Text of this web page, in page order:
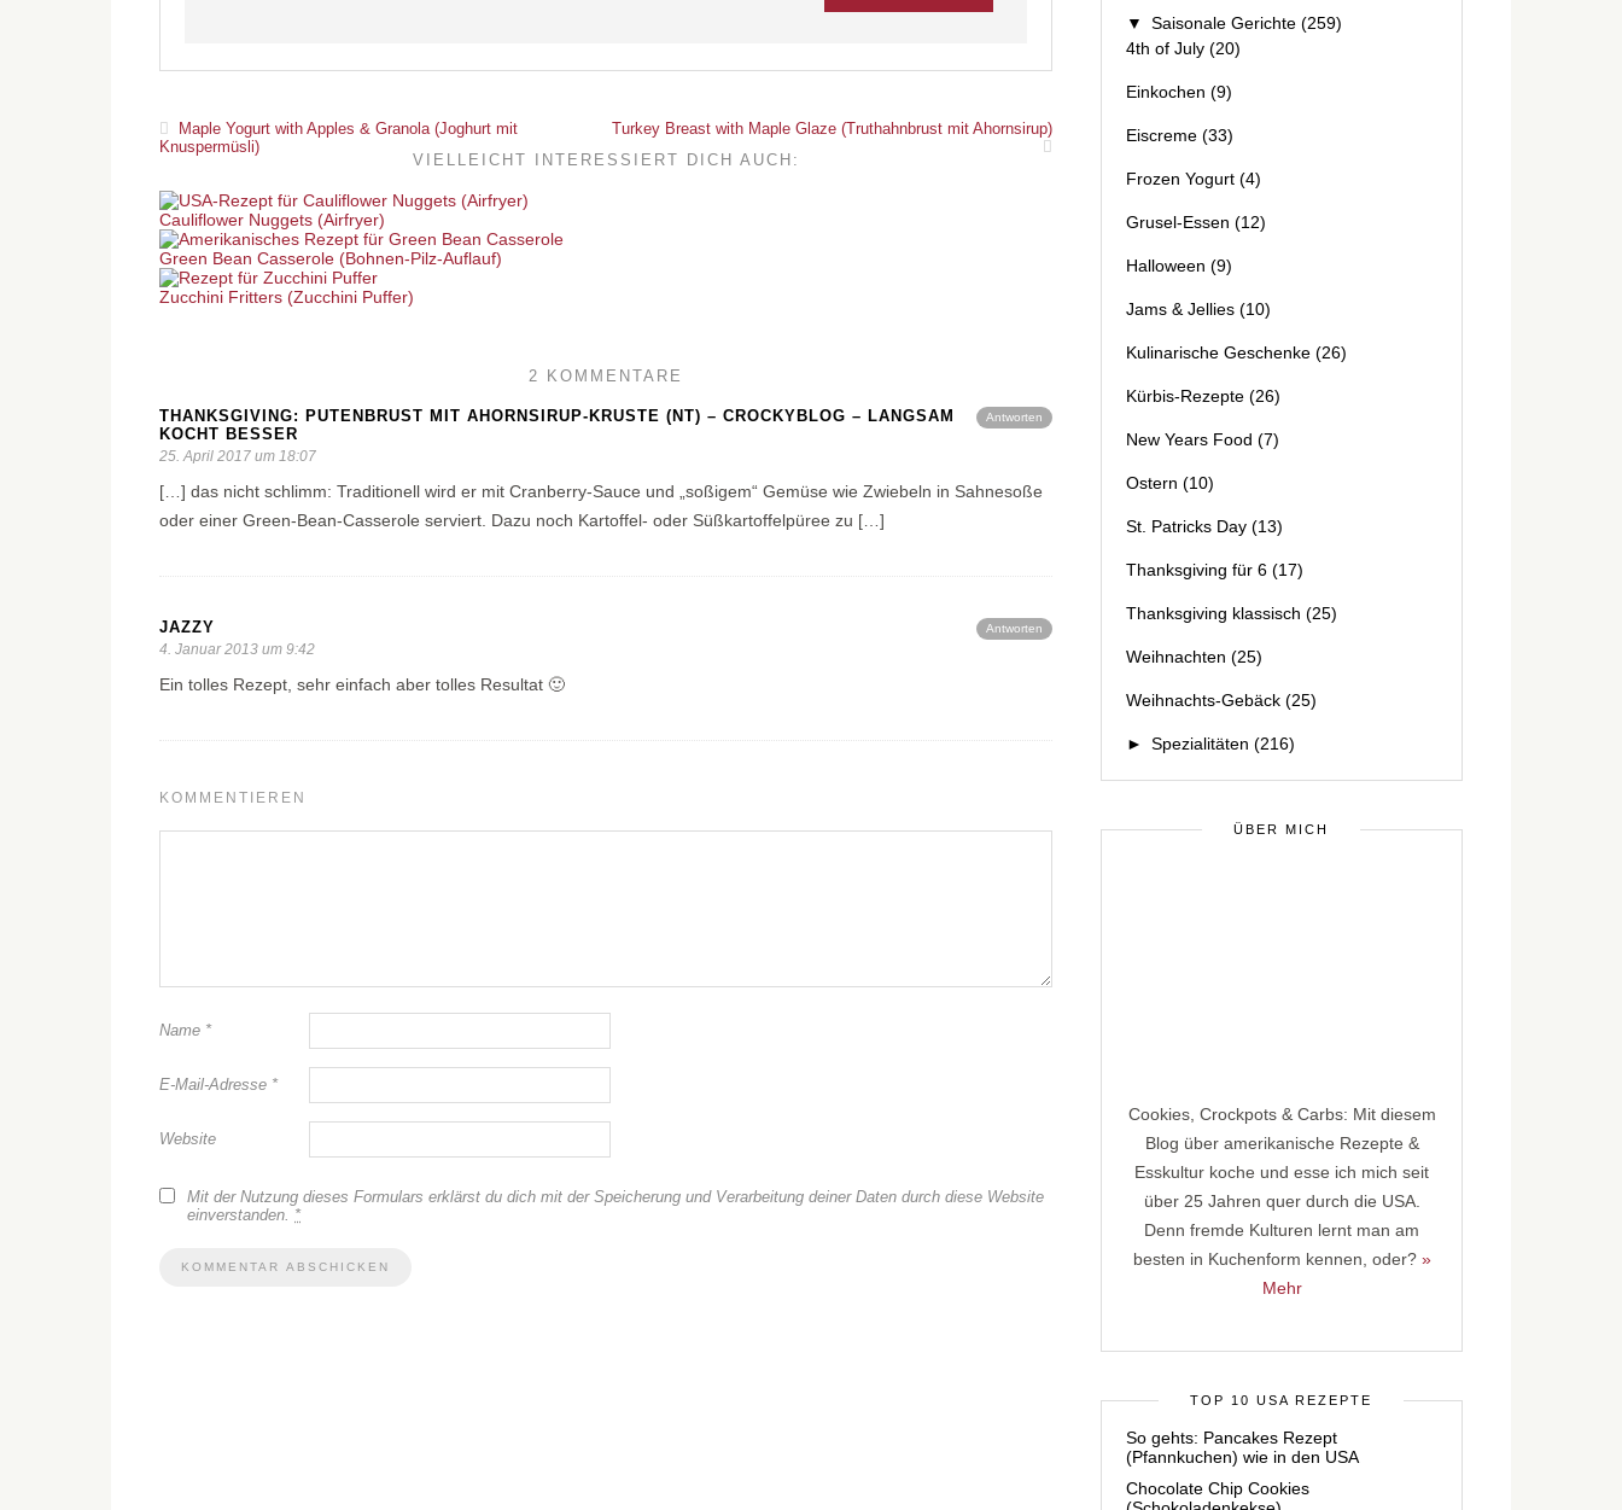
Maple Yogurt with Apples & Granola (Joghurt mit
Knuspermüsli)
Turkey Breast with Maple Glaze (Truthahnbrust mit Ahornsirup)
VIELLEICHT INTERESSIERT DICH AUCH:
Cauliflower Nuggets (Airfryer)
Green Bean Casserole (Bohnen-Pilz-Auflauf)
Zucchini Fritters (Zucchini Puffer)
2 KOMMENTARE
Antworten
THANKSGIVING: PUTENBRUST MIT AHORNSIRUP-KRUSTE (NT) – CROCKYBLOG – LANGSAM
KOCHT BESSER
25. April 2017 um 18:07
[…] das nicht schlimm: Traditionell wird er mit Cranberry-Sauce und „soßigem“ Gemüse wie Zwiebeln in Sahnesoße
oder einer Green-Bean-Casserole serviert. Dazu noch Kartoffel- oder Süßkartoffelpüree zu […]
Antworten
JAZZY
4. Januar 2013 um 9:42
Ein tolles Rezept, sehr einfach aber tolles Resultat 🙂
KOMMENTIEREN
Name *
E-Mail-Adresse *
Website
Mit der Nutzung dieses Formulars erklärst du dich mit der Speicherung und Verarbeitung deiner Daten durch diese Website
einverstanden. *
▼ Saisonale Gerichte (259)
4th of July (20)
Einkochen (9)
Eiscreme (33)
Frozen Yogurt (4)
Grusel-Essen (12)
Halloween (9)
Jams & Jellies (10)
Kulinarische Geschenke (26)
Kürbis-Rezepte (26)
New Years Food (7)
Ostern (10)
St. Patricks Day (13)
Thanksgiving für 6 (17)
Thanksgiving klassisch (25)
Weihnachten (25)
Weihnachts-Gebäck (25)
► Spezialitäten (216)
ÜBER MICH
Cookies, Crockpots & Carbs: Mit diesem
Blog über amerikanische Rezepte &
Esskultur koche und esse ich mich seit
über 25 Jahren quer durch die USA.
Denn fremde Kulturen lernt man am
besten in Kuchenform kennen, oder? »
Mehr
TOP 10 USA REZEPTE
So gehts: Pancakes Rezept
(Pfannkuchen) wie in den USA
Chocolate Chip Cookies